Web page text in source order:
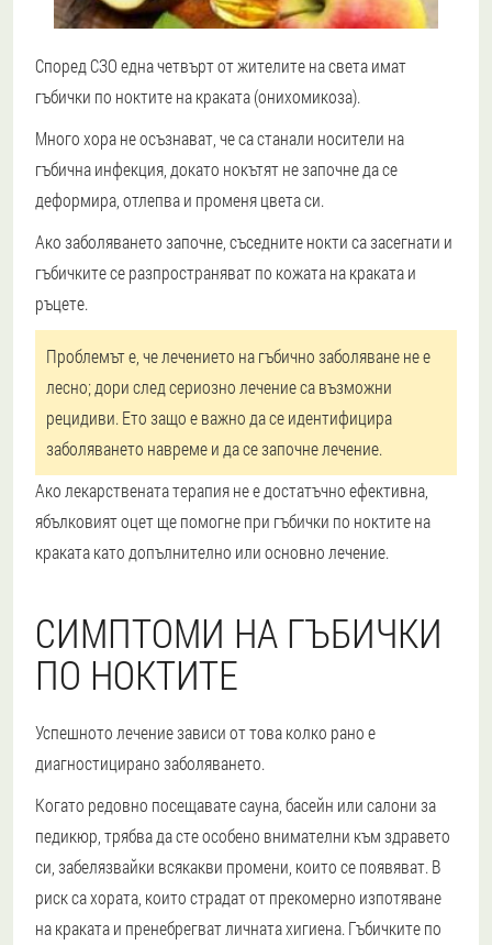
Според СЗО една четвърт от жителите на света имат
гъбички по ноктите на краката (онихомикоза).
Много хора не осъзнават, че са станали носители на
гъбична инфекция, докато нокътят не започне да се
деформира, отлепва и променя цвета си.
Ако заболяването започне, съседните нокти са засегнати и
гъбичките се разпространяват по кожата на краката и
ръцете.
Проблемът е, че лечението на гъбично заболяване не е
лесно; дори след сериозно лечение са възможни
рецидиви. Ето защо е важно да се идентифицира
заболяването навреме и да се започне лечение.
Ако лекарствената терапия не е достатъчно ефективна,
ябълковият оцет ще помогне при гъбички по ноктите на
краката като допълнително или основно лечение.
СИМПТОМИ НА ГЪБИЧКИ
ПО НОКТИТЕ
Успешното лечение зависи от това колко рано е
диагностицирано заболяването.
Когато редовно посещавате сауна, басейн или салони за
педикюр, трябва да сте особено внимателни към здравето
си, забелязвайки всякакви промени, които се появяват. В
риск са хората, които страдат от прекомерно изпотяване
на краката и пренебрегват личната хигиена. Гъбичките по